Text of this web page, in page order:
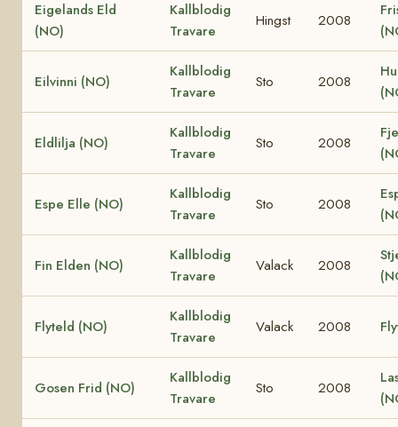
Eigelands Eld
(NO)
Kallblodig
Travare
Hingst 2008
Eilvinni (NO)
Kallblodig
Travare
Sto 2008
Eldlilja (NO)
Kallblodig
Travare
Sto 2008
Espe Elle (NO)
Kallblodig
Travare
Sto 2008
Fin Elden (NO)
Kallblodig
Travare
Valack 2008
Flyteld (NO)
Kallblodig
Travare
Valack 2008
Gosen Frid (NO)
Kallblodig
Travare
Sto 2008